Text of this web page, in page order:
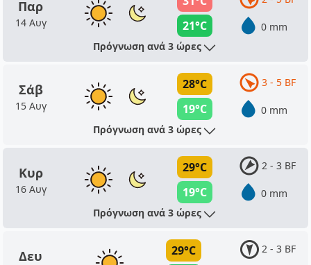
Παρ
14 Αυγ
21°C
0 mm
Πρόγνωση ανά 3 ώρες
Σάβ
15 Αυγ
28°C
19°C
3 - 5 BF
0 mm
Πρόγνωση ανά 3 ώρες
Κυρ
16 Αυγ
29°C
19°C
2 - 3 BF
0 mm
Πρόγνωση ανά 3 ώρες
Δευ
29°C
2 - 3 BF